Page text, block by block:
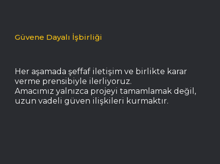
Güvene Dayalı İşbirliği
Her aşamada şeffaf iletişim ve birlikte karar
verme prensibiyle ilerliyoruz.
Amacımız yalnızca projeyi tamamlamak değil,
uzun vadeli güven ilişkileri kurmaktır.